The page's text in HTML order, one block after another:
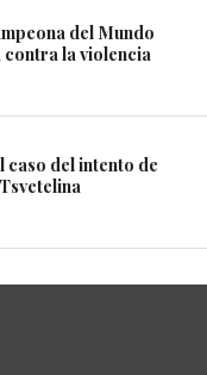
del Mundo
contra la violencia
del intento de